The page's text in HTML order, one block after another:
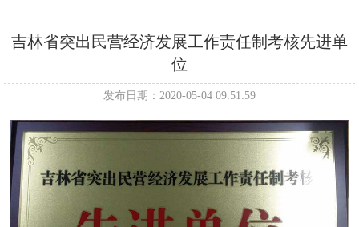
吉林省突出民营经济发展工作责任制考核先进单
位
发布日期：2020-05-04 09:51:59